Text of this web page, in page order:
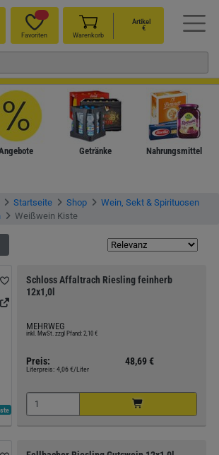
Favoriten Warenkorb
Artikel
€
Getränke Nahrungsmittel
Startseite Shop
Wein, Sekt & Spirituosen
Weißwein Kiste
Schloss Affaltrach Riesling feinherb
12x1,0l
MEHRWEG
inkl. MwSt. zzgl Pfand: 2,10 €
Preis: 48,69 €
Literpreis: 4,06 €/Liter